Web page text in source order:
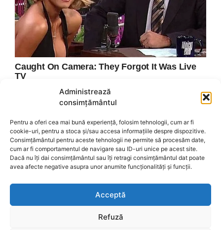
Administrează
consimțământul
Pentru a oferi cea mai bună experiență, folosim tehnologii, cum ar fi
cookie-uri, pentru a stoca și/sau accesa informațiile despre dispozitive.
Consimțământul pentru aceste tehnologii ne permite să procesăm date,
cum ar fi comportamentul de navigare sau ID-uri unice pe acest site.
Dacă nu îți dai consimțământul sau îți retragi consimțământul dat poate
avea afecte negative asupra unor anumite funcționalități și funcții.
Acceptă
Refuză